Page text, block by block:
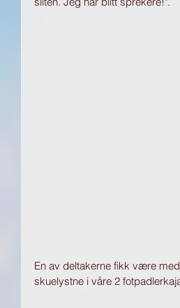
En av deltakerne fikk være
skuelystne i våre 2